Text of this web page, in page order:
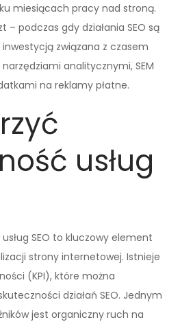
miesiącach pracy nad stroną.
– podczas gdy działania SEO są
związana z czasem
analitycznymi, SEM
na reklamy płatne.
usług
SEO to kluczowy element
strony internetowej. Istnieje
(KPI), które można
działań SEO. Jednym
jest organiczny ruch na